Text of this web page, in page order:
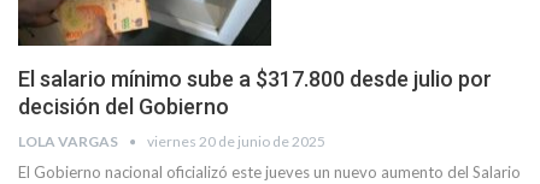
El salario mínimo sube a $317.800 desde julio por
decisión del Gobierno
LOLA VARGAS viernes 20 de junio de 2025
El Gobierno nacional oficializó este jueves un nuevo aumento del Salario